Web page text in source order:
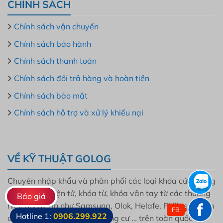
CHÍNH SÁCH
Chính sách vận chuyển
Chính sách bảo hành
Chính sách thanh toán
Chính sách đổi trả hàng và hoàn tiền
Chính sách bảo mật
Chính sách hỗ trợ và xử lý khiếu nại
VỀ KỸ THUẬT GOLOG
Chuyên nhập khẩu và phân phối các loại khóa cửa thông
minh, khóa điện tử, khóa từ, khóa vân tay từ các thương
hiệu nổi uy tín như Samsung, Olok, Helafe, Philips, Bosch
cho mọi gia đình, dự án, chung cư … trên toàn quốc
Báo giá
Hotline 1: 0906.299.922
FB